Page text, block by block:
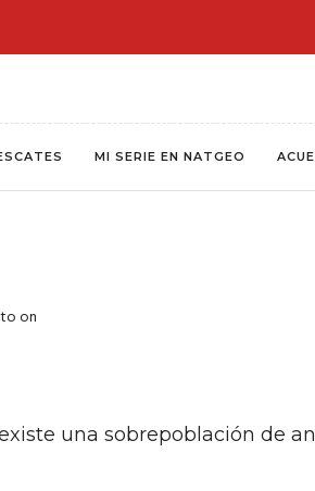
MI SERIE EN NATGEO
on
una sobrepoblación de